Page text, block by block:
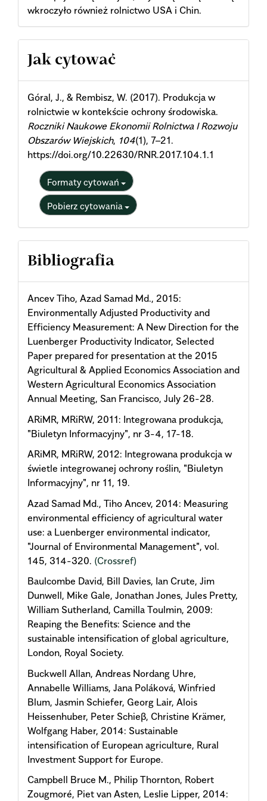
wkroczyło również rolnictwo USA i Chin.
Article
Details
Jak cytować
Góral, J., & Rembisz, W. (2017). Produkcja w
rolnictwie w kontekście ochrony środowiska.
Roczniki Naukowe Ekonomii Rolnictwa I Rozwoju
Obszarów Wiejskich, 104(1), 7–21.
https://doi.org/10.22630/RNR.2017.104.1.1
Formaty cytowań
Pobierz cytowania
Bibliografia
Ancev Tiho, Azad Samad Md., 2015:
Environmentally Adjusted Productivity and
Efficiency Measurement: A New Direction for the
Luenberger Productivity Indicator, Selected
Paper prepared for presentation at the 2015
Agricultural & Applied Economics Association and
Western Agricultural Economics Association
Annual Meeting, San Francisco, July 26-28.
ARiMR, MRiRW, 2011: Integrowana produkcja,
"Biuletyn Informacyjny", nr 3-4, 17-18.
ARiMR, MRiRW, 2012: Integrowana produkcja w
świetle integrowanej ochrony roślin, "Biuletyn
Informacyjny", nr 11, 19.
Azad Samad Md., Tiho Ancev, 2014: Measuring
environmental efficiency of agricultural water
use: a Luenberger environmental indicator,
"Journal of Environmental Management", vol.
145, 314-320. (Crossref)
Baulcombe David, Bill Davies, Ian Crute, Jim
Dunwell, Mike Gale, Jonathan Jones, Jules Pretty,
William Sutherland, Camilla Toulmin, 2009:
Reaping the Benefits: Science and the
sustainable intensification of global agriculture,
London, Royal Society.
Buckwell Allan, Andreas Nordang Uhre,
Annabelle Williams, Jana Poláková, Winfried
Blum, Jasmin Schiefer, Georg Lair, Alois
Heissenhuber, Peter Schieβ, Christine Krämer,
Wolfgang Haber, 2014: Sustainable
intensification of European agriculture, Rural
Investment Support for Europe.
Campbell Bruce M., Philip Thornton, Robert
Zougmoré, Piet van Asten, Leslie Lipper, 2014: